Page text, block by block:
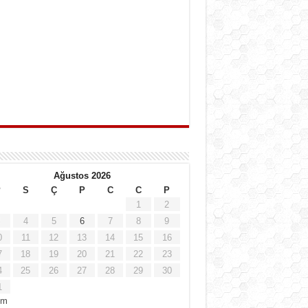
Ağustos 2026
S Ç P C C
P
1
2
4 5 6 7 8
9
11 12 13 14 15
16
18 19 20 21 22
23
25 26 27 28 29
30